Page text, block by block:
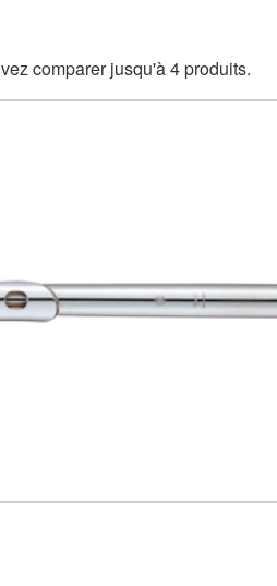
comparer jusqu'à 4 produits.